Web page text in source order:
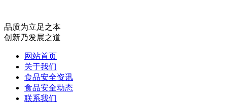
品质为立足之本
创新乃发展之道
网站首页
关于我们
食品安全资讯
食品安全动态
联系我们